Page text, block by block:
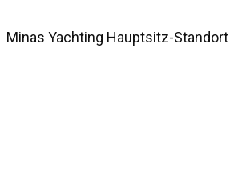
Minas Yachting Hauptsitz-Standort